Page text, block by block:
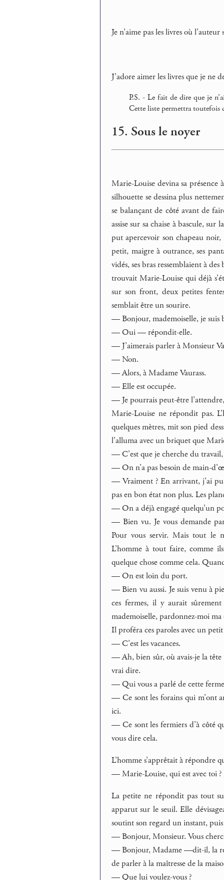
Je n’aime pas les livres où
J’adore aimer les livres que je ne
P.S. - Le fait de dire que je
Cette liste permettra toutefois
15. Sous le noyer
Marie-Louise devina sa
silhouette se dessina plus
se balançant de côté avant de
assise sur sa chaise à bascule,
put apercevoir son chapeau
petit, maigre à outrance, ses
vidés, ses bras ressemblaient à
trouvait Marie-Louise qui déjà
sur son front, deux petites
semblait être un sourire.
— Bonjour, mademoiselle, je suis
— Oui — répondit-elle.
— J’aimerais parler à Monsieur
— Non.
— Alors, à Madame Vaurass.
— Elle est occupée.
— Je pourrais peut-être
Marie-Louise ne répondit pas.
quelques mètres, mit son pied
l’alluma avec un briquet que
— C’est que je cherche du
— On n’a pas besoin de main-
— Vraiment ? En arrivant, j’ai pu
pas en bon état non plus. Les
— On a déjà engagé quelqu’un
— Bien vu. Je vous demande
Pour vous servir. Mais tout le
L’homme à tout faire, comme
quelque chose comme cela.
— On est loin du port.
— Bien vu aussi. Je suis venu à
ces fermes, il y aurait
mademoiselle, pardonnez-moi ma
Il proféra ces paroles avec un
— C’est les vacances.
— Ah, bien sûr, où avais-je la tête
vrai dire.
— Qui vous a parlé de cette ferme
— Ce sont les forains qui m’ont
ici.
— Ce sont les fermiers d’à côté
vous dire cela.
L’homme s’apprêtait à
— Marie-Louise, qui est avec toi ?
La petite ne répondit pas tout
apparut sur le seuil. Elle
soutint son regard un instant, puis
— Bonjour, Monsieur. Vous
— Bonjour, Madame —dit-il, la
de parler à la maîtresse de la
— Que lui voulez-vous ?